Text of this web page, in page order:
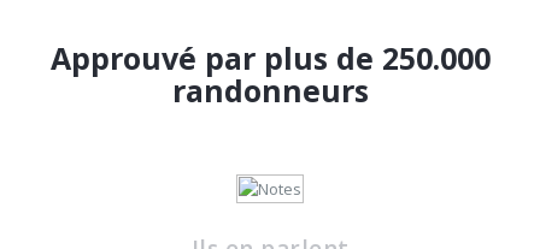
Approuvé par plus de 250.000
randonneurs